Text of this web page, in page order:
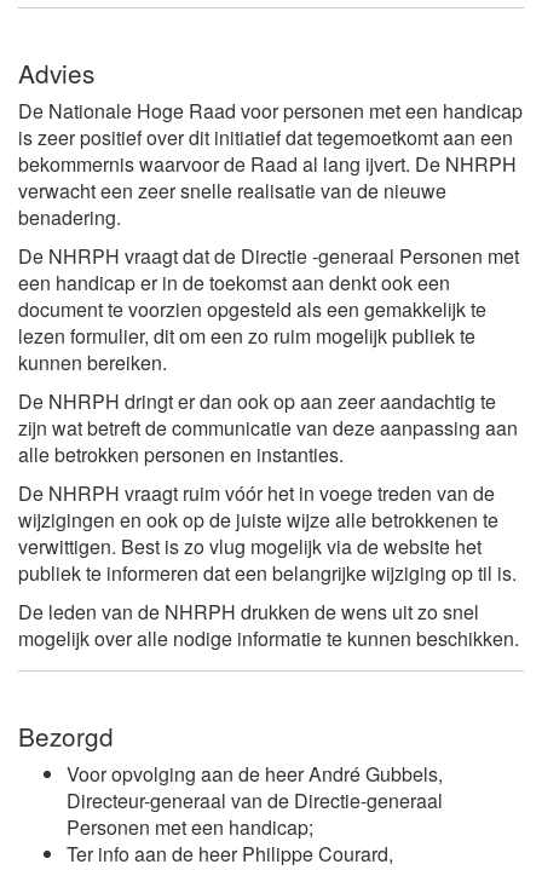
Advies
De Nationale Hoge Raad voor personen met een handicap
is zeer positief over dit initiatief dat tegemoetkomt aan een
bekommernis waarvoor de Raad al lang ijvert. De NHRPH
verwacht een zeer snelle realisatie van de nieuwe
benadering.
De NHRPH vraagt dat de Directie -generaal Personen met
een handicap er in de toekomst aan denkt ook een
document te voorzien opgesteld als een gemakkelijk te
lezen formulier, dit om een zo ruim mogelijk publiek te
kunnen bereiken.
De NHRPH dringt er dan ook op aan zeer aandachtig te
zijn wat betreft de communicatie van deze aanpassing aan
alle betrokken personen en instanties.
De NHRPH vraagt ruim vóór het in voege treden van de
wijzigingen en ook op de juiste wijze alle betrokkenen te
verwittigen. Best is zo vlug mogelijk via de website het
publiek te informeren dat een belangrijke wijziging op til is.
De leden van de NHRPH drukken de wens uit zo snel
mogelijk over alle nodige informatie te kunnen beschikken.
Bezorgd
Voor opvolging aan de heer André Gubbels,
Directeur-generaal van de Directie-generaal
Personen met een handicap;
Ter info aan de heer Philippe Courard,